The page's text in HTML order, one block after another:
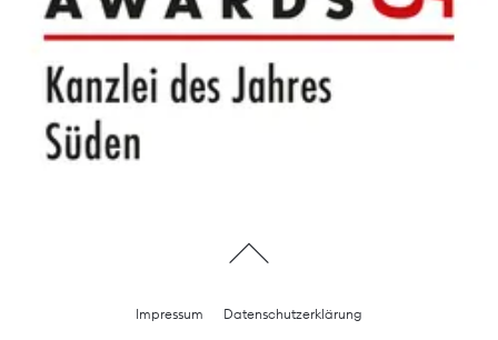
Impressum Datenschutzerklärung